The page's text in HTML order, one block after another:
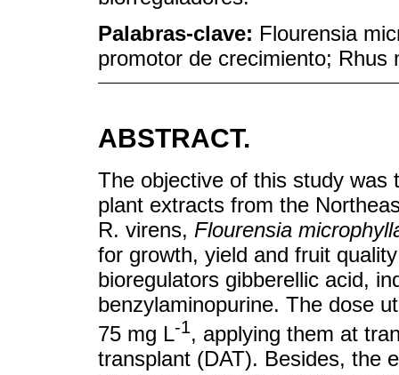
Palabras-clave: Flourensia
promotor de crecimiento; Rhus
ABSTRACT.
The objective of this study was
plant extracts from the
R. virens, Flourensia
for growth, yield and fruit
bioregulators gibberellic acid,
benzylaminopurine. The dose
75 mg L-1, applying them at
transplant (DAT). Besides, the